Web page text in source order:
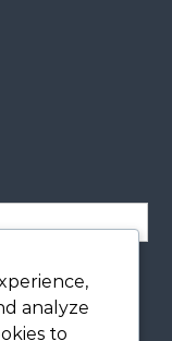
analyze
to